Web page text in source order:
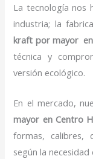
La tecnología nos
industria; la
kraft por mayor
técnica y
versión ecológico.
En el mercado,
mayor en Centro
formas, calibres,
según la necesidad